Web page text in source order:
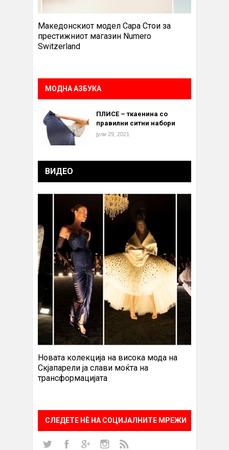
Македонскиот модел Сара Стои за
престижниот магазин Numero
Switzerland
МОДНА АЗБУКА
ПЛИСЕ – ткаенина со
правилни ситни набори
јули 29, 2021
ВИДЕО
Новата колекција на висока мода на
Скјапарели ја слави моќта на
трансформацијата
СЛЕДЕТЕ НÈ НА СОЦИЈАЛНИТЕ МРЕЖИ